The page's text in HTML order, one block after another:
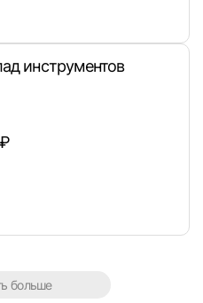
Регистрация
инструментов
больше